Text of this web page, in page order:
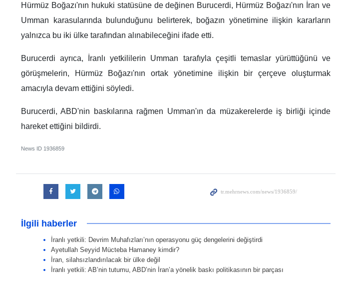
Hürmüz Boğazı'nın hukuki statüsüne de değinen Burucerdi, Hürmüz Boğazı'nın İran ve
Umman karasularında bulunduğunu belirterek, boğazın yönetimine ilişkin kararların
yalnızca bu iki ülke tarafından alınabileceğini ifade etti.
Burucerdi ayrıca, İranlı yetkililerin Umman tarafıyla çeşitli temaslar yürüttüğünü ve
görüşmelerin, Hürmüz Boğazı'nın ortak yönetimine ilişkin bir çerçeve oluşturmak
amacıyla devam ettiğini söyledi.
Burucerdi, ABD'nin baskılarına rağmen Umman'ın da müzakerelerde iş birliği içinde
hareket ettiğini bildirdi.
News ID 1936859
İlgili haberler
İranlı yetkili: Devrim Muhafızları’nın operasyonu güç dengelerini değiştirdi
Ayetullah Seyyid Mücteba Hamaney kimdir?
İran, silahsızlandırılacak bir ülke değil
İranlı yetkili: AB’nin tutumu, ABD’nin İran’a yönelik baskı politikasının bir parçası